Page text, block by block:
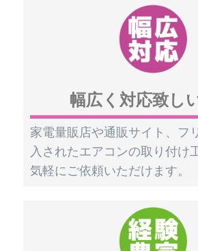
幅広く対応致し
家電量販店や通販サイト、フ
入されたエアコンの取り付け
気軽にご依頼いただけます。